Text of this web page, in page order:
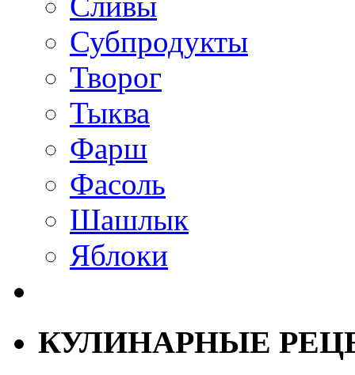
Субпродукты
Творог
Тыква
Фарш
Фасоль
Шашлык
Яблоки
КУЛИНАРНЫЕ